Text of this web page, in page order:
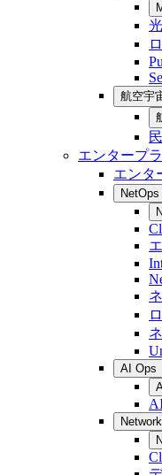
航空宇
エンタープ
エンタ
AI Ops